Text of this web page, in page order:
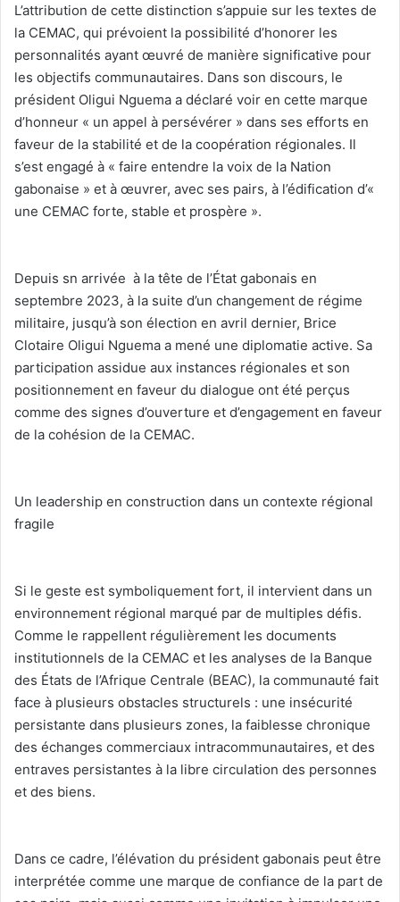
‎L’attribution de cette distinction s’appuie sur les textes de
la CEMAC, qui prévoient la possibilité d’honorer les
personnalités ayant œuvré de manière significative pour
les objectifs communautaires. Dans son discours, le
président Oligui Nguema a déclaré voir en cette marque
d’honneur « un appel à persévérer » dans ses efforts en
faveur de la stabilité et de la coopération régionales. Il
s’est engagé à « faire entendre la voix de la Nation
gabonaise » et à œuvrer, avec ses pairs, à l’édification d’«
une CEMAC forte, stable et prospère ».
‎Depuis sn arrivée à la tête de l’État gabonais en
septembre 2023, à la suite d’un changement de régime
militaire, jusqu’à son élection en avril dernier, Brice
Clotaire Oligui Nguema a mené une diplomatie active. Sa
participation assidue aux instances régionales et son
positionnement en faveur du dialogue ont été perçus
comme des signes d’ouverture et d’engagement en faveur
de la cohésion de la CEMAC.
‎Un leadership en construction dans un contexte régional
fragile
‎Si le geste est symboliquement fort, il intervient dans un
environnement régional marqué par de multiples défis.
Comme le rappellent régulièrement les documents
institutionnels de la CEMAC et les analyses de la Banque
des États de l’Afrique Centrale (BEAC), la communauté fait
face à plusieurs obstacles structurels : une insécurité
persistante dans plusieurs zones, la faiblesse chronique
des échanges commerciaux intracommunautaires, et des
entraves persistantes à la libre circulation des personnes
et des biens.
‎Dans ce cadre, l’élévation du président gabonais peut être
interprétée comme une marque de confiance de la part de